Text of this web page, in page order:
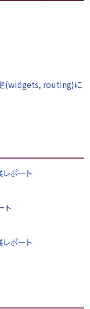
定(widgets, routing)に
ポート
ト
ポート